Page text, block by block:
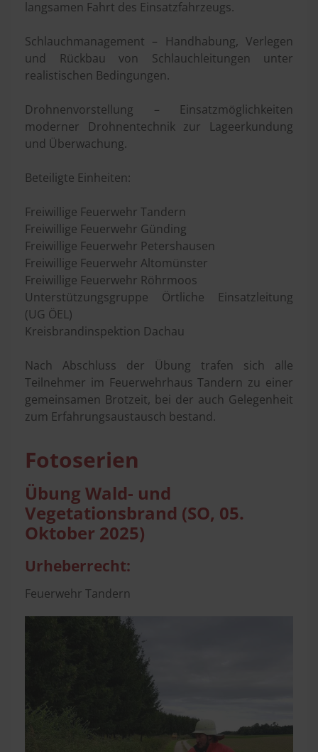
langsamen Fahrt des Einsatzfahrzeugs.
Schlauchmanagement – Handhabung, Verlegen
und Rückbau von Schlauchleitungen unter
realistischen Bedingungen.
Drohnenvorstellung – Einsatzmöglichkeiten
moderner Drohnentechnik zur Lageerkundung
und Überwachung.
Beteiligte Einheiten:
Freiwillige Feuerwehr Tandern
Freiwillige Feuerwehr Günding
Freiwillige Feuerwehr Petershausen
Freiwillige Feuerwehr Altomünster
Freiwillige Feuerwehr Röhrmoos
Unterstützungsgruppe Örtliche Einsatzleitung
(UG ÖEL)
Kreisbrandinspektion Dachau
Nach Abschluss der Übung trafen sich alle
Teilnehmer im Feuerwehrhaus Tandern zu einer
gemeinsamen Brotzeit, bei der auch Gelegenheit
zum Erfahrungsaustausch bestand.
Fotoserien
Übung Wald- und
Vegetationsbrand (SO, 05.
Oktober 2025)
Urheberrecht:
Feuerwehr Tandern